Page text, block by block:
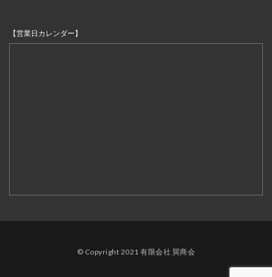
【営業日カレンダー】
© Copyright 2021 有限会社 巽商会